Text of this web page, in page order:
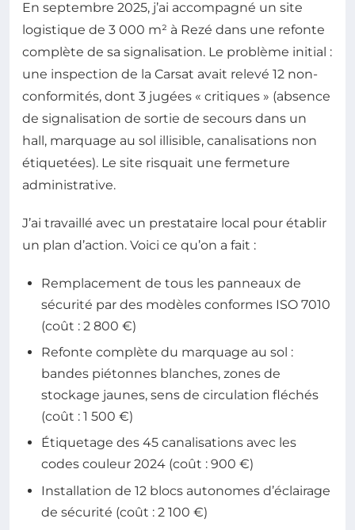
En septembre 2025, j’ai accompagné un site
logistique de 3 000 m² à Rezé dans une refonte
complète de sa signalisation. Le problème initial :
une inspection de la Carsat avait relevé 12 non-
conformités, dont 3 jugées « critiques » (absence
de signalisation de sortie de secours dans un
hall, marquage au sol illisible, canalisations non
étiquetées). Le site risquait une fermeture
administrative.
J’ai travaillé avec un prestataire local pour établir
un plan d’action. Voici ce qu’on a fait :
Remplacement de tous les panneaux de
sécurité par des modèles conformes ISO 7010
(coût : 2 800 €)
Refonte complète du marquage au sol :
bandes piétonnes blanches, zones de
stockage jaunes, sens de circulation fléchés
(coût : 1 500 €)
Étiquetage des 45 canalisations avec les
codes couleur 2024 (coût : 900 €)
Installation de 12 blocs autonomes d’éclairage
de sécurité (coût : 2 100 €)